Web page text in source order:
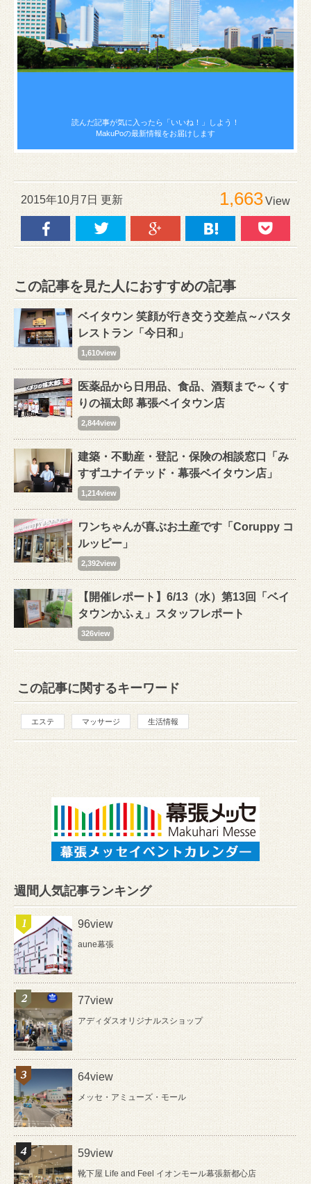
読んだ記事が気に入ったら 「いいね！」しよう！
MakuPoの最新情報をお届けします
2015年10月7日 更新 1,663View
この記事を見た人におすすめの記事
ベイタウン 笑顔が行き交う交差点～パスタ
レストラン「今日和」
1,610view
医薬品から日用品、食品、酒類まで～くす
りの福太郎 幕張ベイタウン店
2,844view
建築・不動産・登記・保険の相談窓口「み
すずユナイテッド・幕張ベイタウン店」
1,214view
ワンちゃんが喜ぶお土産です「Coruppy コ
ルッピー」
2,392view
【開催レポート】6/13（水）第13回「ベイ
タウンかふぇ」スタッフレポート
326view
この記事に関するキーワード
エステ マッサージ 生活情報
週間人気記事ランキング
96view
aune幕張
77view
アディダスオリジナルスショップ
64view
メッセ・アミューズ・モール
59view
靴下屋 Life and Feel イオンモール幕張新都心店